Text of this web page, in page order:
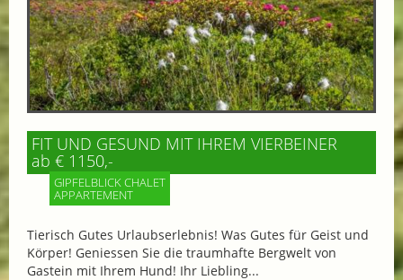
FIT UND GESUND MIT IHREM VIERBEINER
ab € 1150,-
GIPFELBLICK CHALET
APPARTEMENT
Tierisch Gutes Urlaubserlebnis! Was Gutes für Geist und
Körper! Geniessen Sie die traumhafte Bergwelt von
Gastein mit Ihrem Hund! Ihr Liebling...